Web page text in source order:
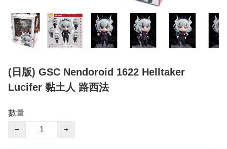
(日版) GSC Nendoroid 1622 Helltaker
Lucifer 黏土人 路西法
數量
−
+